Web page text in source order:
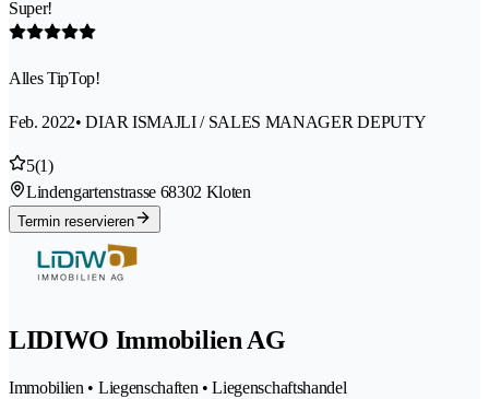
Super!
Alles TipTop!
Feb. 2022• DIAR ISMAJLI / SALES MANAGER DEPUTY
5(1)
Lindengartenstrasse 68302 Kloten
Termin reservieren
LIDIWO Immobilien AG
Immobilien • Liegenschaften • Liegenschaftshandel